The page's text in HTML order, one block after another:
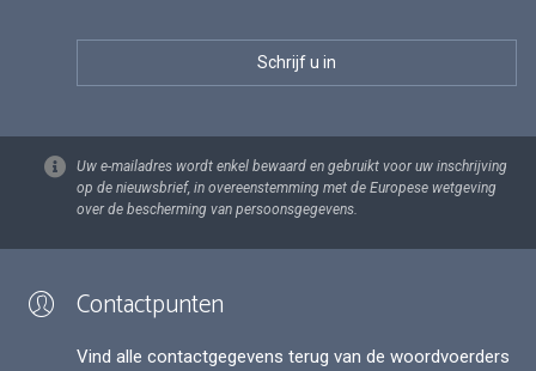
Uw e-mailadres wordt enkel bewaard en gebruikt voor uw inschrijving
op de nieuwsbrief, in overeenstemming met de Europese wetgeving
over de bescherming van persoonsgegevens.
Contactpunten
Vind alle contactgegevens terug van de woordvoerders